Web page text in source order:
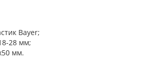
Bayer;
28 мм;
мм.